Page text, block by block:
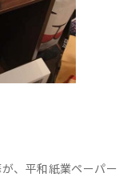
、平和紙業ペーパー